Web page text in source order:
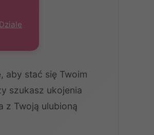
Dziale
aby stać się Twoim
szukasz ukojenia
z Twoją ulubioną